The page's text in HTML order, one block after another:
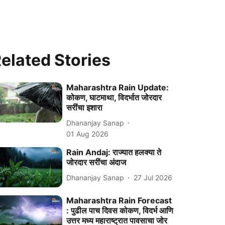
Stories
Maharashtra Rain Update:
कोकण, घाटमाथा, विदर्भात जोरदार
सरींचा इशारा
Dhananjay Sanap
01 Aug 2026
Rain Andaj: राज्यात हलक्या ते
जोरदार सरींचा अंदाज
Dhananjay Sanap 27 Jul 2026
Maharashtra Rain Forecast
: पुढील पाच दिवस कोकण, विदर्भ आणि
उत्तर मध्य महाराष्ट्रात पावसाचा जोर